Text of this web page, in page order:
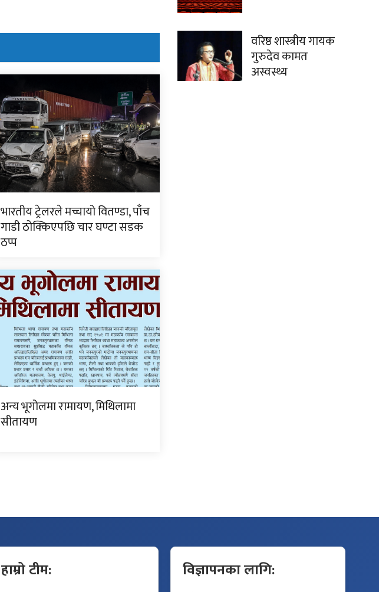
भारतीय ट्रेलरले मच्चायो वितण्डा, पाँच
गाडी ठोक्किएपछि चार घण्टा सडक
ठप्प
अन्य भूगोलमा रामायण, मिथिलामा
सीतायण
वरिष्ठ शास्त्रीय गायक
गुरुदेव कामत
अस्वस्थ्य
हाम्रो टीम: विज्ञापनका लागि: